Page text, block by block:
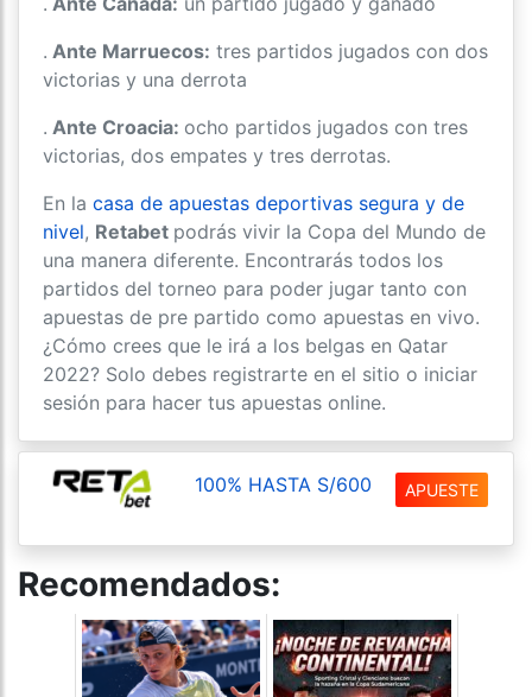
. Ante Marruecos: tres partidos jugados con dos
victorias y una derrota
. Ante Croacia: ocho partidos jugados con tres
victorias, dos empates y tres derrotas.
En la casa de apuestas deportivas segura y de
nivel, Retabet podrás vivir la Copa del Mundo de
una manera diferente. Encontrarás todos los
partidos del torneo para poder jugar tanto con
apuestas de pre partido como apuestas en vivo.
¿Cómo crees que le irá a los belgas en Qatar
2022? Solo debes registrarte en el sitio o iniciar
sesión para hacer tus apuestas online.
100% HASTA S/600 APUESTE
Recomendados: